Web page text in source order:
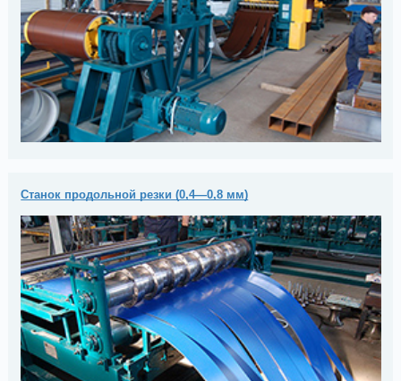
Станок продольной резки (0,4—0,8 мм)